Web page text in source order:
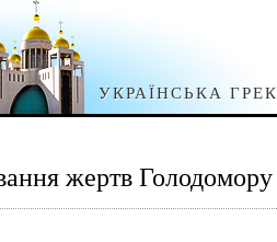
УКРАЇНСЬКА
жертв